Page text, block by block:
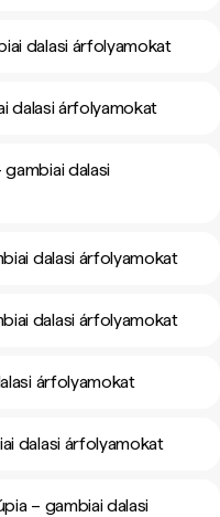
dalasi árfolyamokat
dalasi árfolyamokat
dalasi
dalasi árfolyamokat
dalasi árfolyamokat
árfolyamokat
dalasi árfolyamokat
– gambiai dalasi